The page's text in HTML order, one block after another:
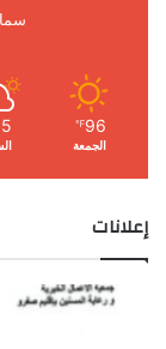
96
℉
الجمعة
إعلانات